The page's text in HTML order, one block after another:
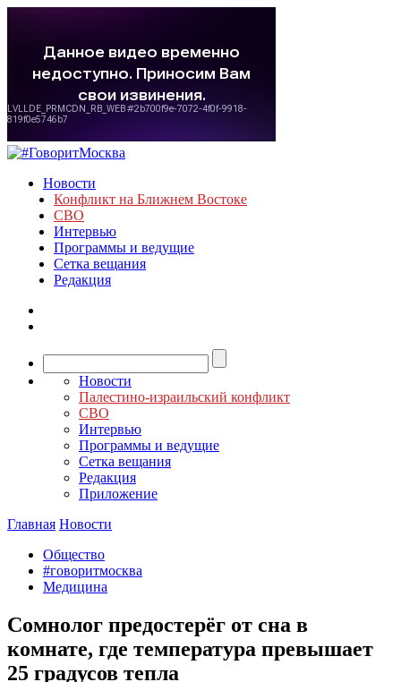
Новости
Конфликт на Ближнем Востоке
СВО
Интервью
Программы и ведущие
Сетка вещания
Редакция
Новости
Палестино-израильский конфликт
СВО
Интервью
Программы и ведущие
Сетка вещания
Редакция
Приложение
Главная Новости
Общество
#говоритмосква
Медицина
Сомнолог предостерёг от сна в
комнате, где температура превышает
25 градусов тепла